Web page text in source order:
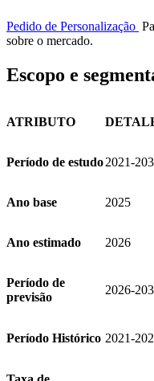
Pedido de Personalização
sobre o mercado.
Escopo e
ATRIBUTO
Período de estudo2021-
Ano base 2025
Ano estimado 2026
Período de
previsão
2026-
Período Histórico 2021-